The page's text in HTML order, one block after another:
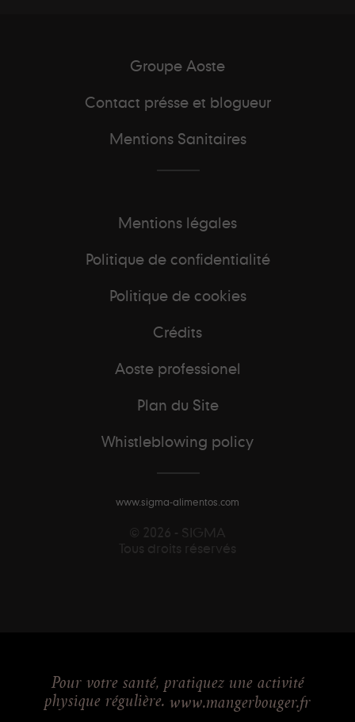
Groupe Aoste
Contact présse et blogueur
Mentions Sanitaires
Mentions légales
Politique de confidentialité
Politique de cookies
Crédits
Aoste professionel
Plan du Site
Whistleblowing policy
www.sigma-alimentos.com
© 2026 - SIGMA
Tous droits réservés
Pour votre santé, pratiquez une activité
physique régulière. www.mangerbouger.fr